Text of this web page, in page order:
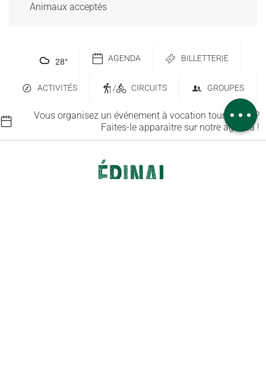
Prestations
Animaux acceptés
28° AGENDA BILLETTERIE
ACTIVITÉS / CIRCUITS GROUPES
Vous organisez un événement à vocation touristique ?
Faites-le apparaitre sur notre agenda !